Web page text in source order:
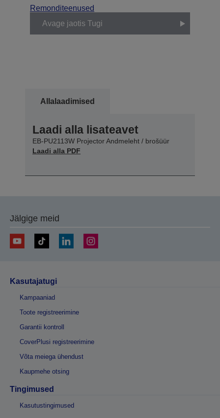
Remonditeenused
Avage jaotis Tugi
Allalaadimised
Laadi alla lisateavet
EB-PU2113W Projector Andmeleht / brošüür
Laadi alla PDF
Jälgige meid
Kasutajatugi
Kampaaniad
Toote registreerimine
Garantii kontroll
CoverPlusi registreerimine
Võta meiega ühendust
Kaupmehe otsing
Tingimused
Kasutustingimused